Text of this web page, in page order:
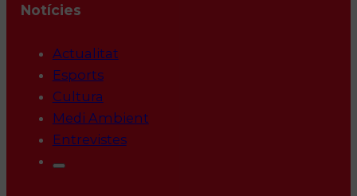
Notícies
Actualitat
Esports
Cultura
Medi Ambient
Entrevistes